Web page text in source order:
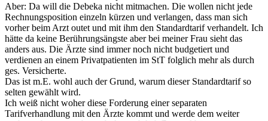
Aber: Da will die Debeka nicht mitmachen. Die wollen nicht jede
Rechnungsposition einzeln kürzen und verlangen, dass man sich
vorher beim Arzt outet und mit ihm den Standardtarif verhandelt. Ich
hätte da keine Berührungsängste aber bei meiner Frau sieht das
anders aus. Die Ärzte sind immer noch nicht budgetiert und
verdienen an einem Privatpatienten im StT folglich mehr als durch
ges. Versicherte.
Das ist m.E. wohl auch der Grund, warum dieser Standardtarif so
selten gewählt wird.
Ich weiß nicht woher diese Forderung einer separaten
Tarifverhandlung mit den Ärzte kommt und werde dem weiter